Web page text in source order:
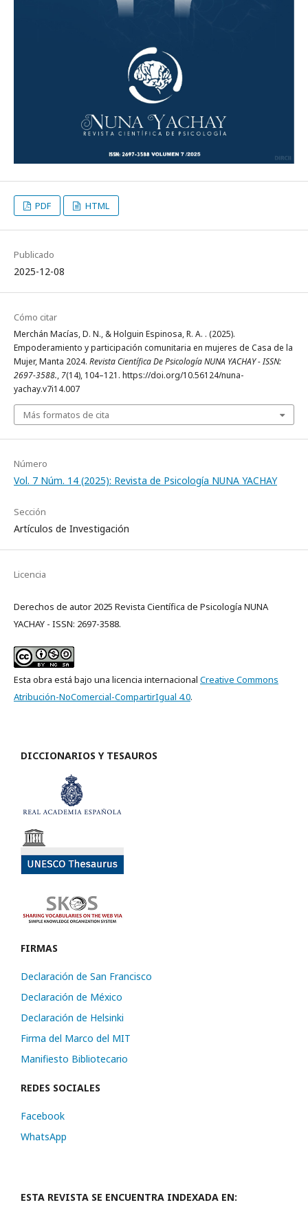
PDF HTML
Publicado
2025-12-08
Cómo citar
Merchán Macías, D. N., & Holguin Espinosa, R. A. . (2025).
Empoderamiento y participación comunitaria en mujeres de Casa de la
Mujer, Manta 2024. Revista Científica De Psicología NUNA YACHAY - ISSN:
2697-3588., 7(14), 104–121. https://doi.org/10.56124/nuna-
yachay.v7i14.007
Más formatos de cita
Número
Vol. 7 Núm. 14 (2025): Revista de Psicología NUNA YACHAY
Sección
Artículos de Investigación
Licencia
Derechos de autor 2025 Revista Científica de Psicología NUNA
YACHAY - ISSN: 2697-3588.
Esta obra está bajo una licencia internacional Creative Commons
Atribución-NoComercial-CompartirIgual 4.0.
DICCIONARIOS Y TESAUROS
FIRMAS
Declaración de San Francisco
Declaración de México
Declaración de Helsinki
Firma del Marco del MIT
Manifiesto Bibliotecario
REDES SOCIALES
Facebook
WhatsApp
ESTA REVISTA SE ENCUENTRA INDEXADA EN: